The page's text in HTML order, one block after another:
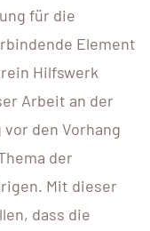
für die
Element
Hilfswerk
Arbeit an der
den Vorhang
der
Mit dieser
dass die